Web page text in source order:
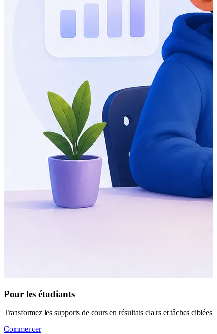
Pour les étudiants
Transformez les supports de cours en résultats clairs et tâches ciblées.
Commencer